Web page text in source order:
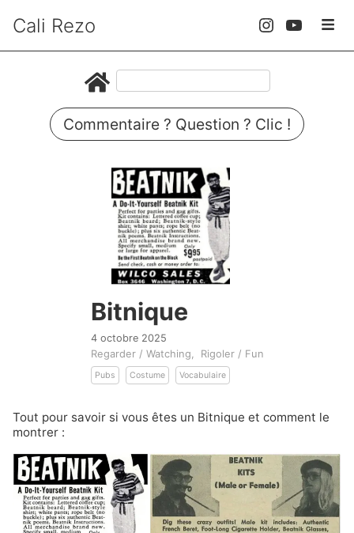
Cali Rezo
Commentaire ? Question ? Clic !
Bitnique
4 octobre 2025
Regarder / Watching Rigoler / Fun
Pubs Costume Vocabulaire
Tout pour savoir si vous êtes un Bitnique et comment le
montrer :